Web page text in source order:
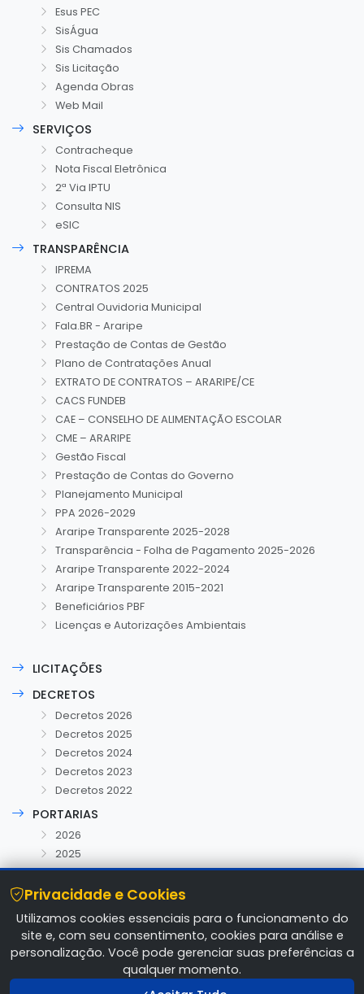
Esus PEC
SisÁgua
Sis Chamados
Sis Licitação
Agenda Obras
Web Mail
SERVIÇOS
Contracheque
Nota Fiscal Eletrônica
2ª Via IPTU
Consulta NIS
eSIC
TRANSPARÊNCIA
IPREMA
CONTRATOS 2025
Central Ouvidoria Municipal
Fala.BR - Araripe
Prestação de Contas de Gestão
Plano de Contratações Anual
EXTRATO DE CONTRATOS – ARARIPE/CE
CACS FUNDEB
CAE – CONSELHO DE ALIMENTAÇÃO ESCOLAR
CME – ARARIPE
Gestão Fiscal
Prestação de Contas do Governo
Planejamento Municipal
PPA 2026-2029
Araripe Transparente 2025-2028
Transparência - Folha de Pagamento 2025-2026
Araripe Transparente 2022-2024
Araripe Transparente 2015-2021
Beneficiários PBF
Licenças e Autorizações Ambientais
LICITAÇÕES
DECRETOS
Decretos 2026
Decretos 2025
Decretos 2024
Decretos 2023
Decretos 2022
PORTARIAS
2026
2025
© 2026 Prefeitura Municipal Araripe CE. Todos os
direitos reservados.
Privacidade e Cookies
Utilizamos cookies essenciais para o funcionamento do
site e, com seu consentimento, cookies para análise e
personalização. Você pode gerenciar suas preferências a
qualquer momento.